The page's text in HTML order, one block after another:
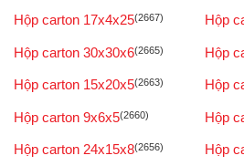
Hộp carton 17x4x25(2667) Hộp
Hộp carton 30x30x6(2665) Hộp
Hộp carton 15x20x5(2663) Hộp
Hộp carton 9x6x5(2660) Hộp
Hộp carton 24x15x8(2656) Hộp